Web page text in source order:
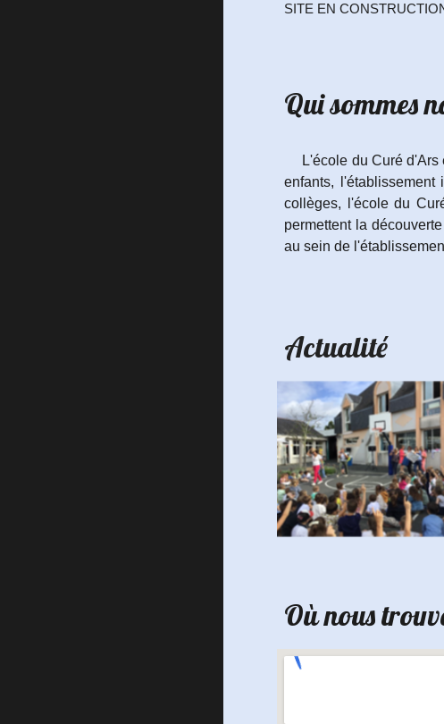
SITE EN
Qui sommes
L'école du Curé
enfants,
collèges, l'école du
permettent la
au sein de
Actualité
Où nous